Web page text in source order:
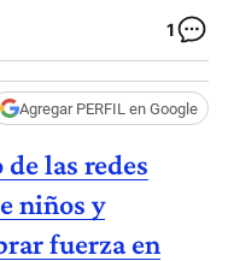
1
Agregar PERFIL en Google
de las redes
niños y
fuerza en